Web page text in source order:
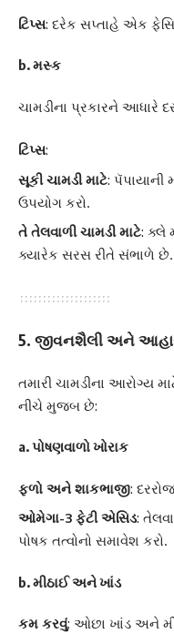
ટિપ્સ: દરેક સપ્તાહે એક
b. મસ્ક
ચામડીના પ્રકારને આધારે
ટિપ્સ:
સૂકી ચામડી માટે:
ઉપયોગ કરો.
તે તેલવાળી ચામડી માટે: ક્લે
ક્યારેક સરસ રીતે સંભાળે છે.
5. જીવનશૈલી અને
તમારી ચામડીના આરોગ્ય
નીચે મુજબ છે:
a. પોષણવાળો ખોરાક
ફળો અને શાકભાજી:
ઓમેગા-3 ફેટી એસિડ:
પોષક તત્વોનો સમાવેશ કરો.
b. મીઠાઈ અને ખાંડ
કમ કરવું: ઓછા ખાંડ અને